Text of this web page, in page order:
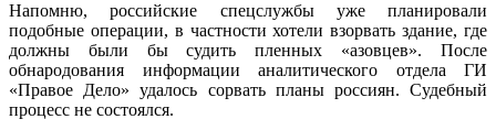
Напомню, российские спецслужбы уже планировали
подобные операции, в частности хотели взорвать здание, где
должны были бы судить пленных «азовцев». После
обнародования информации аналитического отдела ГИ
«Правое Дело» удалось сорвать планы россиян. Судебный
процесс не состоялся.